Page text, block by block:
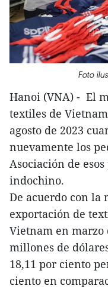
Foto
Hanoi (VNA) - El
textiles de
agosto de 2023
nuevamente los
Asociación de
indochino.
De acuerdo con la
exportación de
Vietnam en marzo
millones de
18,11 por ciento
ciento en